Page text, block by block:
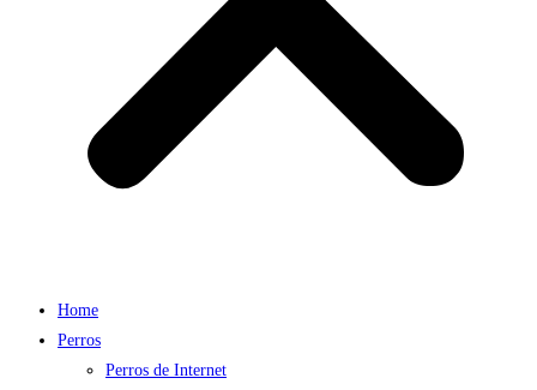
Home
Perros
Perros de Internet